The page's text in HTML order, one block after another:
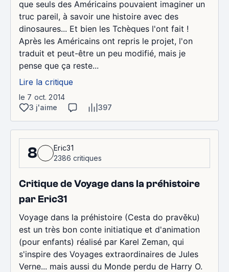
que seuls des Américains pouvaient imaginer un
truc pareil, à savoir une histoire avec des
dinosaures... Et bien les Tchèques l'ont fait !
Après les Américains ont repris le projet, l'on
traduit et peut-être un peu modifié, mais je
pense que ça reste...
Lire la critique
le 7 oct. 2014
3 j'aime
397
8
Eric31
2386 critiques
Critique de Voyage dans la préhistoire
par Eric31
Voyage dans la préhistoire (Cesta do pravěku)
est un très bon conte initiatique et d'animation
(pour enfants) réalisé par Karel Zeman, qui
s'inspire des Voyages extraordinaires de Jules
Verne... mais aussi du Monde perdu de Harry O.